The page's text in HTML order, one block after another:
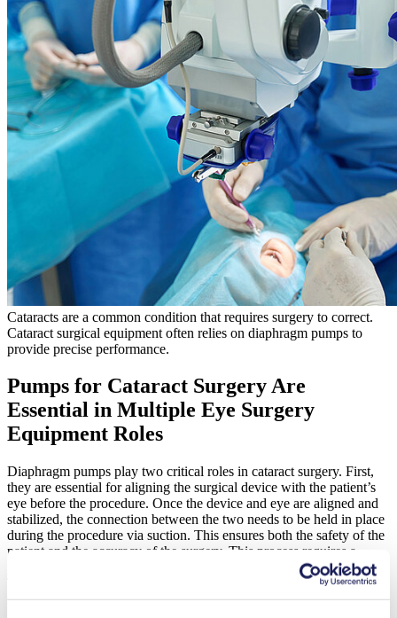
Cataracts are a common condition that requires surgery to correct.
Cataract surgical equipment often relies on diaphragm pumps to
provide precise performance.
Pumps for Cataract Surgery Are
Essential in Multiple Eye Surgery
Equipment Roles
Diaphragm pumps play two critical roles in cataract surgery. First,
they are essential for aligning the surgical device with the patient’s
eye before the procedure. Once the device and eye are aligned and
stabilized, the connection between the two needs to be held in place
during the procedure via suction. This ensures both the safety of the
patient and the accuracy of the surgery. This process requires a
pump that provides a moderate, yet consistent and precise vacuum.
The pump must also provide long service life and reliability with
minimal vibration and low noise.